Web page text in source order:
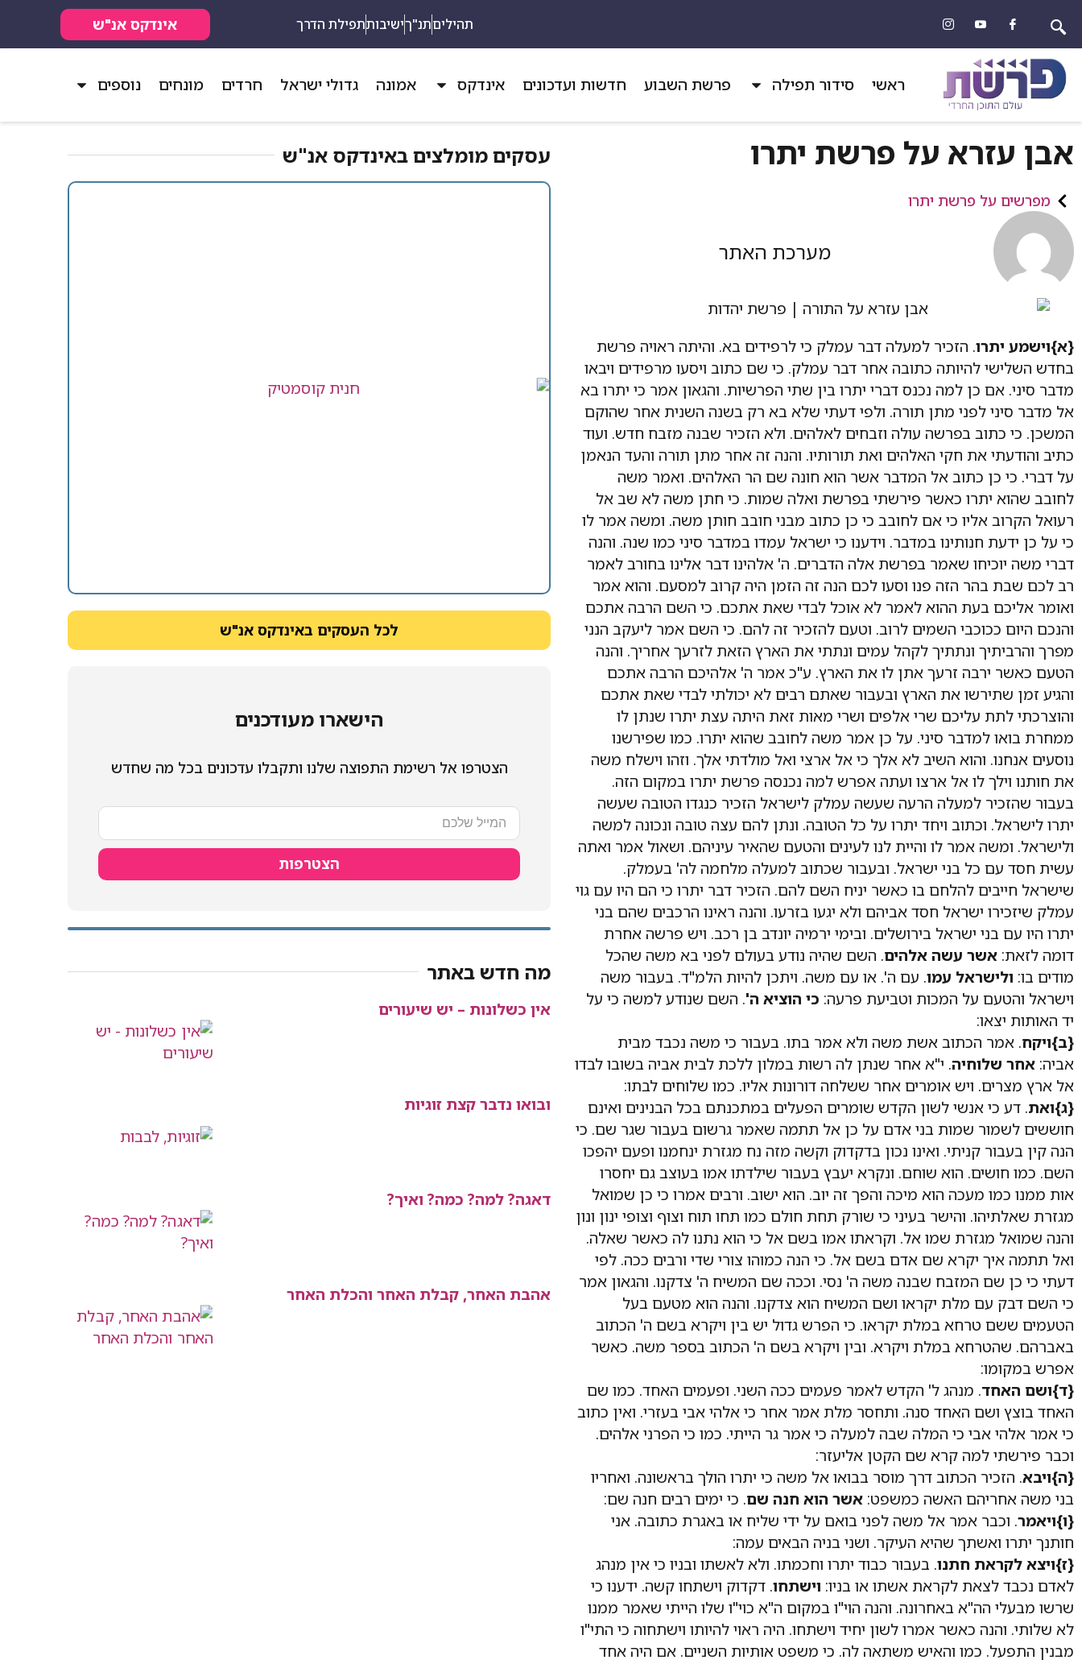
תהיליםתנ"ךישיבותתפילת הדרך אינדקס אנ"ש
ראשי סידור תפילה פרשת השבוע חדשות ועדכונים אינדקס אמונה גדולי ישראל חרדים מונחים נוספים
אבן עזרא על פרשת יתרו
מפרשים על פרשת יתרו
מערכת האתר
{א}וישמע יתרו. הזכיר למעלה דבר עמלק כי לרפידים בא. והיתה ראויה פרשת
בחדש השלישי להיותה כתובה אחר דבר עמלק. כי שם כתוב ויסעו מרפידים ויבאו
מדבר סיני. אם כן למה נכנס דברי יתרו בין שתי הפרשיות. והגאון אמר כי יתרו בא
אל מדבר סיני לפני מתן תורה. ולפי דעתי שלא בא רק בשנה השנית אחר שהוקם
המשכן. כי כתוב בפרשה עולה וזבחים לאלהים. ולא הזכיר שבנה מזבח חדש. ועוד
כתיב והודעתי את חקי האלהים ואת תורותיו. והנה זה אחר מתן תורה והעד הנאמן
על דברי. כי כן כתוב אל המדבר אשר הוא חונה שם הר האלהים. ואמר משה
לחובב שהוא יתרו כאשר פירשתי בפרשת ואלה שמות. כי חתן משה לא שב אל
רעואל הקרוב אליו כי אם לחובב כי כן כתוב מבני חובב חותן משה. ומשה אמר לו
כי על כן ידעת חנותינו במדבר. וידענו כי ישראל עמדו במדבר סיני כמו שנה. והנה
דברי משה יוכיחו שאמר בפרשת אלה הדברים. ה' אלהינו דבר אלינו בחורב לאמר
רב לכם שבת בהר הזה פנו וסעו לכם הנה זה הזמן היה קרוב למסעם. והוא אמר
ואומר אליכם בעת ההוא לאמר לא אוכל לבדי שאת אתכם. כי השם הרבה אתכם
והנכם היום ככוכבי השמים לרוב. וטעם להזכיר זה להם. כי השם אמר ליעקב הנני
מפרך והרביתיך ונתתיך לקהל עמים ונתתי את הארץ הזאת לזרעך אחריך. והנה
הטעם כאשר ירבה זרעך אתן לו את הארץ. ע"כ אמר ה' אלהיכם הרבה אתכם
והגיע זמן שתירשו את הארץ ובעבור שאתם רבים לא יכולתי לבדי שאת אתכם
והוצרכתי לתת עליכם שרי אלפים ושרי מאות זאת היתה עצת יתרו שנתן לו
ממחרת בואו למדבר סיני. על כן אמר משה לחובב שהוא יתרו. כמו שפירשנו
נוסעים אנחנו. והוא השיב לא אלך כי אל ארצי ואל מולדתי אלך. וזהו וישלח משה
את חותנו וילך לו אל ארצו ועתה אפרש למה נכנסה פרשת יתרו במקום הזה.
בעבור שהזכיר למעלה הרעה שעשה עמלק לישראל הזכיר כנגדו הטובה שעשה
יתרו לישראל. וכתוב ויחד יתרו על כל הטובה. ונתן להם עצה טובה ונכונה למשה
ולישראל. ומשה אמר לו והיית לנו לעינים והטעם שהאיר עיניהם. ושאול אמר ואתה
עשית חסד עם כל בני ישראל. ובעבור שכתוב למעלה מלחמה לה' בעמלק.
שישראל חייבים להלחם בו כאשר יניח השם להם. הזכיר דבר יתרו כי הם היו עם גוי
עמלק שיזכירו ישראל חסד אביהם ולא יגעו בזרעו. והנה ראינו הרכבים שהם בני
יתרו היו עם בני ישראל בירושלים. ובימי ירמיה יונדב בן רכב. ויש פרשה אחרת
דומה לזאת: אשר עשה אלהים. השם שהיה נודע בעולם לפני בא משה שהכל
מודים בו: ולישראל עמו. עם ה'. או עם משה. ויתכן להיות הלמ"ד. בעבור משה
וישראל והטעם על המכות וטביעת פרעה: כי הוציא ה'. השם שנודע למשה כי על
יד האותות יצאו:
{ב}ויקח. אמר הכתוב אשת משה ולא אמר בתו. בעבור כי משה נכבד מבית
אביה: אחר שלוחיה. י"א אחר שנתן לה רשות במלון ללכת לבית אביה בשובו לבדו
אל ארץ מצרים. ויש אומרים אחר ששלחה דורונות אליו. כמו שלוחים לבתו:
{ג}ואת. דע כי אנשי לשון הקדש שומרים הפעלים במתכנתם בכל הבנינים ואינם
חוששים לשמור שמות בני אדם על כן אל תתמה שאמר גרשום בעבור שגר שם. כי
הנה קין בעבור קניתי. ואינו נכון בדקדוק וקשה מזה נח מגזרת ינחמנו ופעם יהפכו
השם. כמו חושים. הוא שוחם. ונקרא יעבץ בעבור שילדתו אמו בעוצב גם יחסרו
אות ממנו כמו מעכה הוא מיכה והפך זה יוב. הוא ישוב. ורבים אמרו כי כן שמואל
מגזרת שאלתיהו. והישר בעיני כי שורק תחת חולם כמו תחו תוח וצוף וצופי ינון ונון
והנה שמואל מגזרת שמו אל. וקראתו אמו בשם אל כי הוא נתנו לה כאשר שאלה.
ואל תתמה איך יקרא שם אדם בשם אל. כי הנה כמוהו צורי שדי ורבים ככה. לפי
דעתי כי כן שם המזבח שבנה משה ה' נסי. וככה שם המשיח ה' צדקנו. והגאון אמר
כי השם דבק עם מלת יקראו ושם המשיח הוא צדקנו. והנה הוא מטעם בעל
הטעמים ששם טרחא במלת יקראו. כי הפרש גדול יש בין ויקרא בשם ה' הכתוב
באברהם. שהטרחא במלת ויקרא. ובין ויקרא בשם ה' הכתוב בספר משה. כאשר
אפרש במקומו:
{ד}ושם האחד. מנהג ל' הקדש לאמר פעמים ככה השני. ופעמים האחד. כמו שם
האחד בוצץ ושם האחד סנה. ותחסר מלת אמר אחר כי אלהי אבי בעזרי. ואין כתוב
כי אמר אלהי אבי כי המלה שבה למעלה כי אמר גר הייתי. כמו כי הפרני אלהים.
וכבר פירשתי למה קרא שם הקטן אליעזר:
{ה}ויבא. הזכיר הכתוב דרך מוסר בבואו אל משה כי יתרו הולך בראשונה. ואחריו
בני משה אחריהם האשה כמשפט: אשר הוא חנה שם. כי ימים רבים חנה שם:
{ו}ויאמר. וכבר אמר אל משה לפני בואם על ידי שליח או באגרת כתובה. אני
חותנך יתרו ואשתך שהיא העיקר. ושני בניה הבאים עמה:
{ז}ויצא לקראת חתנו. בעבור כבוד יתרו וחכמתו. ולא לאשתו ובניו כי אין מנהג
לאדם נכבד לצאת לקראת אשתו או בניו: וישתחו. דקדוק וישתחו קשה. ידענו כי
שרשו מבעלי הה"א באחרונה. והנה הוי"ו במקום ה"א כוי"ו שלו הייתי שאמר ממנו
לא שלותי. והנה כאשר אמרו לשון יחיד וישתחו. היה ראוי להיותו וישתחוה כי התי"ו
מבנין התפעל. כמו והאיש משתאה לה. כי משפט אותיות השניים. אם היה אחד
עסקים מומלצים באינדקס אנ"ש​
לכל העסקים באינדקס אנ"ש
הישארו מעודכנים
הצטרפו אל רשימת התפוצה שלנו ותקבלו עדכונים בכל מה שחדש
הצטרפות
מה חדש באתר
אין כשלונות – יש שיעורים
ובואו נדבר קצת זוגיות
דאגה? למה? כמה? ואיך?
אהבת האחר, קבלת האחר והכלת האחר